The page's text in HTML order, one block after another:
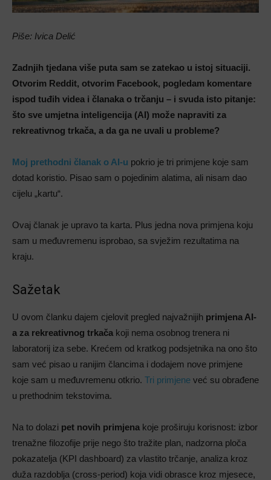
Piše: Ivica Delić
Zadnjih tjedana više puta sam se zatekao u istoj situaciji.
Otvorim Reddit, otvorim Facebook, pogledam komentare
ispod tuđih videa i članaka o trčanju – i svuda isto pitanje:
što sve umjetna inteligencija (AI) može napraviti za
rekreativnog trkača, a da ga ne uvali u probleme?
Moj prethodni članak o AI-u pokrio je tri primjene koje sam
dotad koristio. Pisao sam o pojedinim alatima, ali nisam dao
cijelu „kartu“.
Ovaj članak je upravo ta karta. Plus jedna nova primjena koju
sam u međuvremenu isprobao, sa svježim rezultatima na
kraju.
Sažetak
U ovom članku dajem cjelovit pregled najvažnijih primjena AI-
a za rekreativnog trkača koji nema osobnog trenera ni
laboratorij iza sebe. Krećem od kratkog podsjetnika na ono što
sam već pisao u ranijim člancima i dodajem nove primjene
koje sam u međuvremenu otkrio. Tri primjene već su obrađene
u prethodnim tekstovima.
Na to dolazi pet novih primjena koje proširuju korisnost: izbor
trenažne filozofije prije nego što tražite plan, nadzorna ploča
pokazatelja (KPI dashboard) za vlastito trčanje, analiza kroz
duža razdoblja (cross-period) koja vidi obrasce kroz mjesece,